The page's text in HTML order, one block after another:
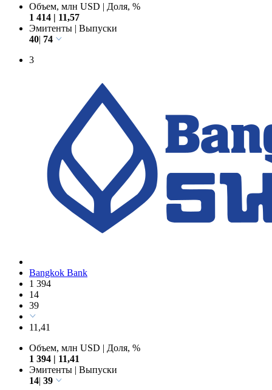
Объем, млн USD | Доля, %
1 414 | 11,57
Эмитенты | Выпуски
40| 74
3
Bangkok Bank
1 394
14
39
11,41
Объем, млн USD | Доля, %
1 394 | 11,41
Эмитенты | Выпуски
14| 39